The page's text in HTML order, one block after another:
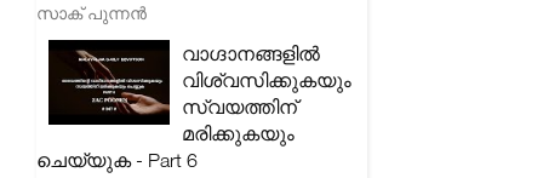
സാക് പുന്നൻ
വാഗ്ദാനങ്ങളിൽ
വിശ്വസിക്കുകയും
സ്വയത്തിന്
മരിക്കുകയും
ചെയ്യുക - Part 6